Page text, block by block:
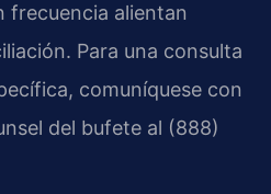
frecuencia alientan
Para una consulta
comuníquese con
del bufete al (888)